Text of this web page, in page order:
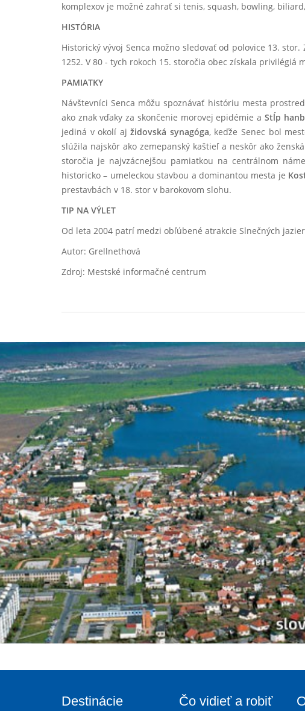
komplexov je možné zahrať si tenis, squash, bowling,
HISTÓRIA
Historický vývoj Senca možno sledovať od polovice 13.
1252. V 80 - tych rokoch 15. storočia obec získala privilégiá
PAMIATKY
Návštevníci Senca môžu spoznávať históriu mesta
ako znak vďaky za skončenie morovej epidémie a Stĺp
jediná v okolí ajžidovská synagóga, keďže Senec bol
slúžila najskôr ako zemepanský kaštieľ a neskôr ako
storočia je najvzácnejšou pamiatkou na centrálnom
historicko – umeleckou stavbou a dominantou mesta je
prestavbách v 18. stor v barokovom slohu.
TIP NA VÝLET
Od leta 2004 patrí medzi obľúbené atrakcie Slnečných jazier
Autor: Grellnethová
Zdroj: Mestské informačné centrum
Destinácie Čo vidieť a robiť